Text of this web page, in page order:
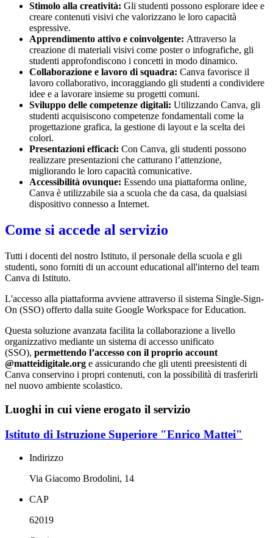
Stimolo alla creatività: Gli studenti possono esplorare idee e
creare contenuti visivi che valorizzano le loro capacità
espressive.
Apprendimento attivo e coinvolgente: Attraverso la
creazione di materiali visivi come poster o infografiche, gli
studenti approfondiscono i concetti in modo dinamico.
Collaborazione e lavoro di squadra: Canva favorisce il
lavoro collaborativo, incoraggiando gli studenti a condividere
idee e a lavorare insieme su progetti comuni.
Sviluppo delle competenze digitali: Utilizzando Canva, gli
studenti acquisiscono competenze fondamentali come la
progettazione grafica, la gestione di layout e la scelta dei
colori.
Presentazioni efficaci: Con Canva, gli studenti possono
realizzare presentazioni che catturano l’attenzione,
migliorando le loro capacità comunicative.
Accessibilità ovunque: Essendo una piattaforma online,
Canva è utilizzabile sia a scuola che da casa, da qualsiasi
dispositivo connesso a Internet.
Come si accede al servizio
Tutti i docenti del nostro Istituto, il personale della scuola e gli
studenti, sono forniti di un account educational all'interno del team
Canva di Istituto.
L'accesso alla piattaforma avviene attraverso il sistema Single-Sign-
On (SSO) offerto dalla suite Google Workspace for Education.
Questa soluzione avanzata facilita la collaborazione a livello
organizzativo mediante un sistema di accesso unificato
(SSO), permettendo l’accesso con il proprio account
@matteidigitale.org e assicurando che gli utenti preesistenti di
Canva conservino i propri contenuti, con la possibilità di trasferirli
nel nuovo ambiente scolastico.
Luoghi in cui viene erogato il servizio
Istituto di Istruzione Superiore "Enrico Mattei"
Indirizzo
Via Giacomo Brodolini, 14
CAP
62019